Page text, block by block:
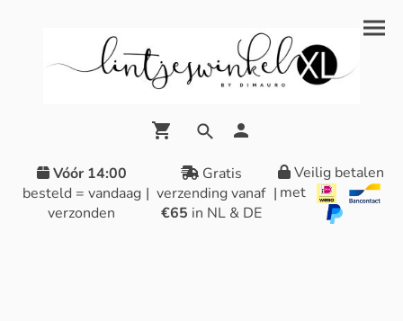
Vóór 14:00
besteld = vandaag
verzonden
|
Gratis
verzending vanaf
€65 in NL & DE
|
Veilig betalen
met